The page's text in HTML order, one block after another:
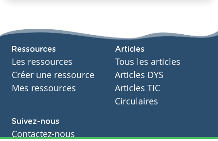
Ressources
Les ressources
Créer une ressource
Mes ressources
Articles
Tous les articles
Articles DYS
Articles TIC
Circulaires
Suivez-nous
Contactez-nous